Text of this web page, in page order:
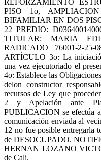
REFORZAMIENTO
PISO 1o,
BIFAMILIAR EN DOS
22 PREDIO:
TITULAR: MARIA
RADICADO 76001-2-
ARTÍCULO 3o: La
una vez ejecutoriado el
4o: Establece las
delon constructor
recursos de Ley que
2 y Apelación ante
PUBLICACION se efectúa
comunicación enviada al
12 no fue posible entregarla
de DESOCUPADO.
HERNAN LOZANO
de Cali.